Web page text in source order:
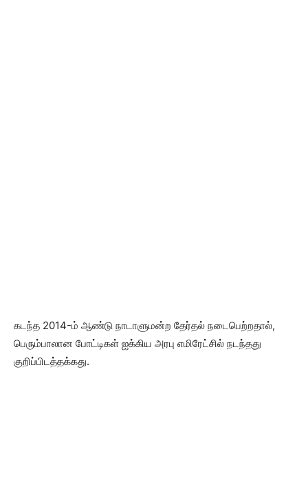
கடந்த 2014-ம் ஆண்டு நாடாளுமன்ற தேர்தல் நடைபெற்றதால்,
பெரும்பாலான போட்டிகள் ஐக்கிய அரபு எமிரேட்சில் நடந்தது
குறிப்பிடத்தக்கது.